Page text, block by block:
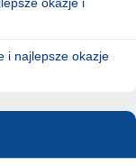
i najlepsze okazje